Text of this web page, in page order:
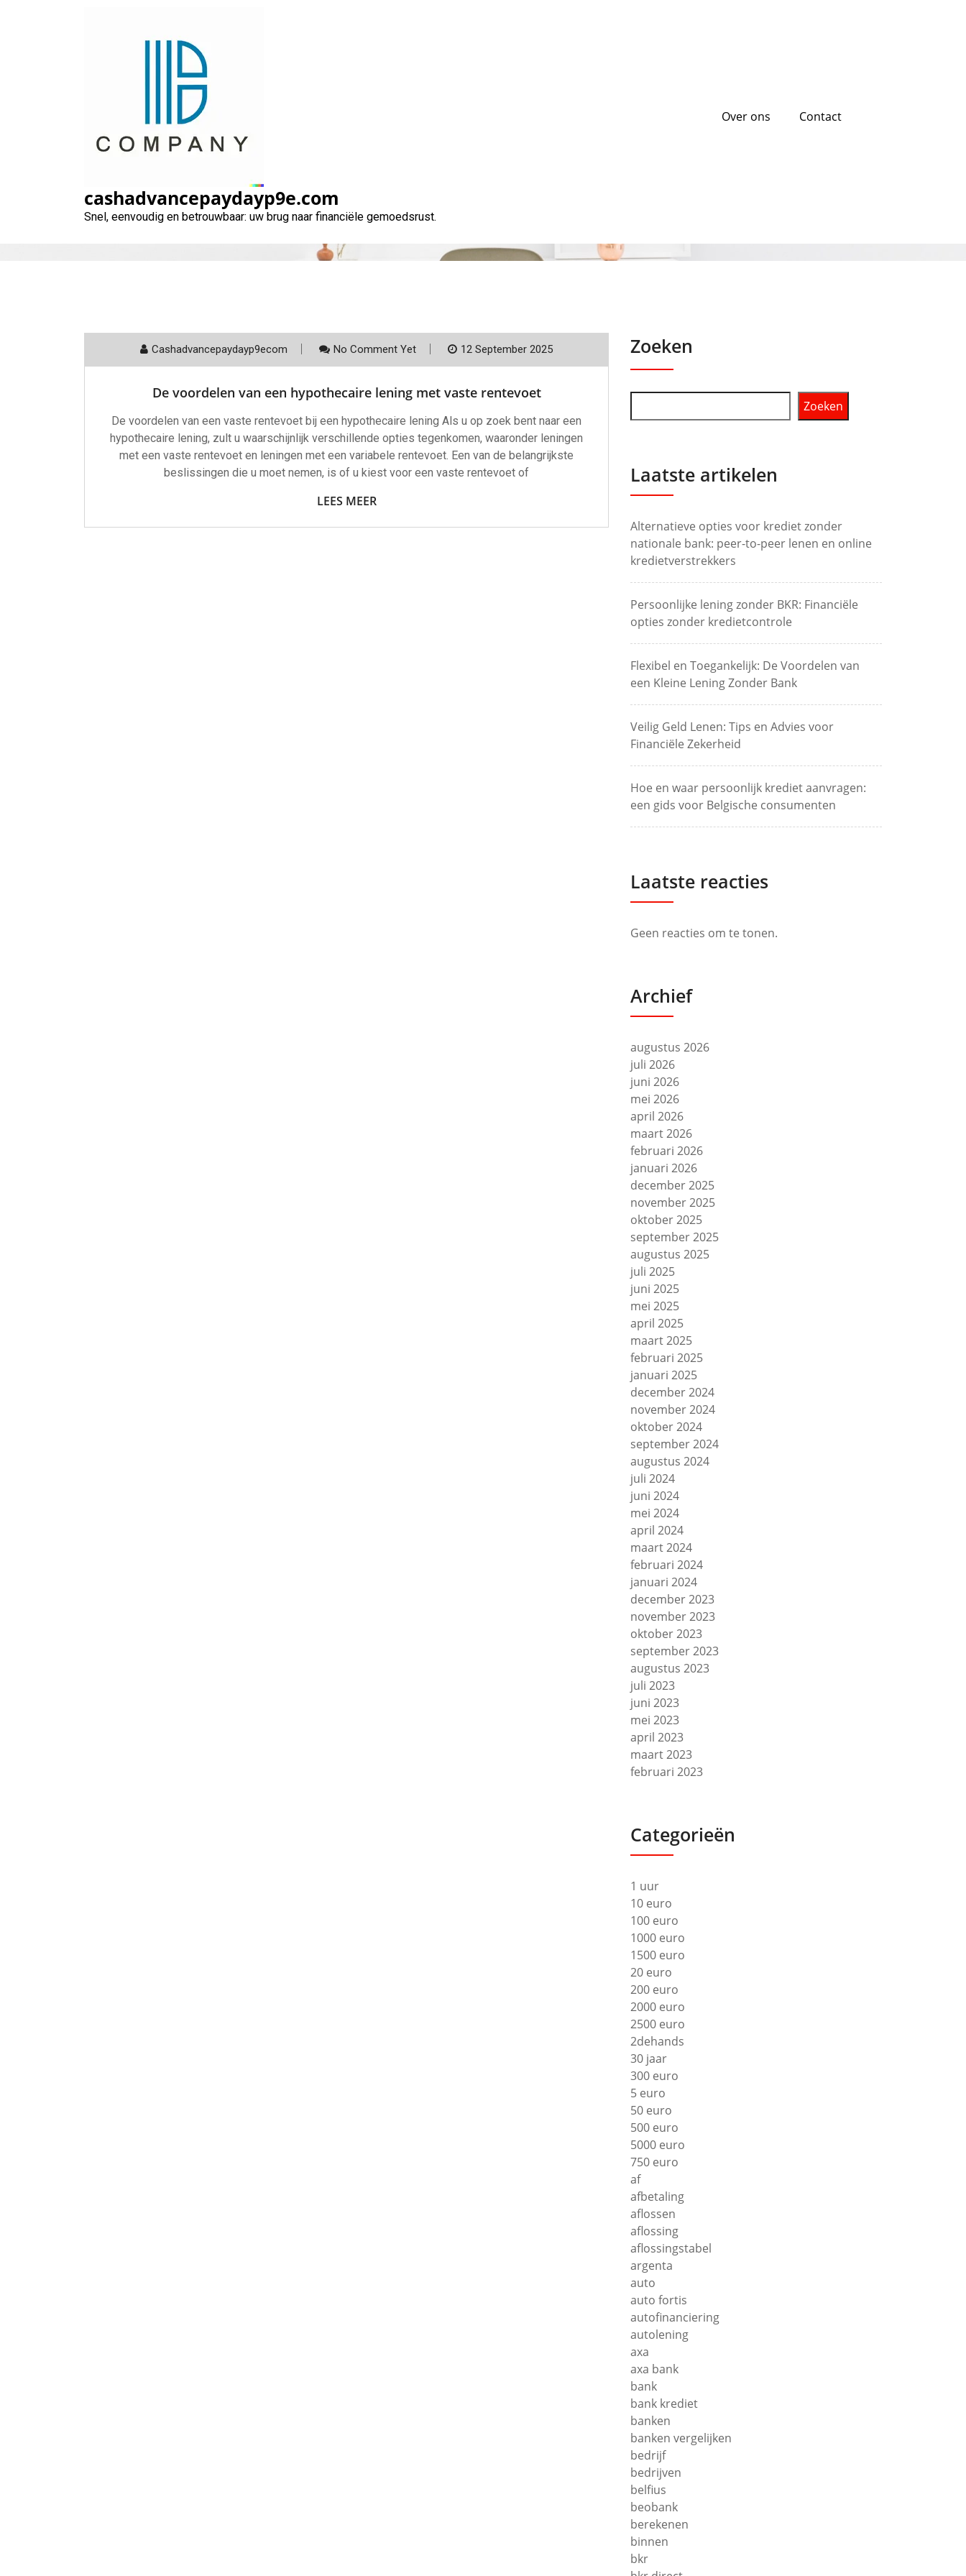
cashadvancepaydayp9e.com
Snel, eenvoudig en betrouwbaar: uw brug naar financiële gemoedsrust.
Over ons Contact
Cashadvancepaydayp9ecom No Comment Yet 12 September 2025
De voordelen van een hypothecaire lening met vaste rentevoet
De voordelen van een vaste rentevoet bij een hypothecaire lening Als u op zoek bent naar een
hypothecaire lening, zult u waarschijnlijk verschillende opties tegenkomen, waaronder leningen
met een vaste rentevoet en leningen met een variabele rentevoet. Een van de belangrijkste
beslissingen die u moet nemen, is of u kiest voor een vaste rentevoet of
LEES MEER
Zoeken
Zoeken
Laatste artikelen
Alternatieve opties voor krediet zonder
nationale bank: peer-to-peer lenen en online
kredietverstrekkers
Persoonlijke lening zonder BKR: Financiële
opties zonder kredietcontrole
Flexibel en Toegankelijk: De Voordelen van
een Kleine Lening Zonder Bank
Veilig Geld Lenen: Tips en Advies voor
Financiële Zekerheid
Hoe en waar persoonlijk krediet aanvragen:
een gids voor Belgische consumenten
Laatste reacties
Geen reacties om te tonen.
Archief
augustus 2026
juli 2026
juni 2026
mei 2026
april 2026
maart 2026
februari 2026
januari 2026
december 2025
november 2025
oktober 2025
september 2025
augustus 2025
juli 2025
juni 2025
mei 2025
april 2025
maart 2025
februari 2025
januari 2025
december 2024
november 2024
oktober 2024
september 2024
augustus 2024
juli 2024
juni 2024
mei 2024
april 2024
maart 2024
februari 2024
januari 2024
december 2023
november 2023
oktober 2023
september 2023
augustus 2023
juli 2023
juni 2023
mei 2023
april 2023
maart 2023
februari 2023
Categorieën
1 uur
10 euro
100 euro
1000 euro
1500 euro
20 euro
200 euro
2000 euro
2500 euro
2dehands
30 jaar
300 euro
5 euro
50 euro
500 euro
5000 euro
750 euro
af
afbetaling
aflossen
aflossing
aflossingstabel
argenta
auto
auto fortis
autofinanciering
autolening
axa
axa bank
bank
bank krediet
banken
banken vergelijken
bedrijf
bedrijven
belfius
beobank
berekenen
binnen
bkr